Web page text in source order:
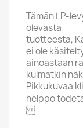
Tämän LP-
olevasta
tuotteesta,
ei ole
ainoastaan
kulmatkin
Pikkukuvaa
helppo